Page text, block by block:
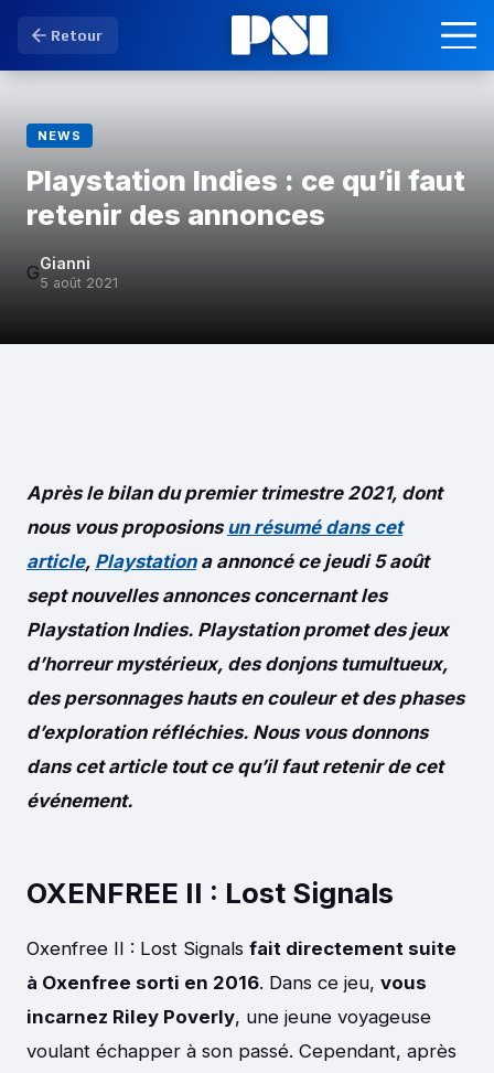
Retour
NEWS
Playstation Indies : ce qu’il faut
retenir des annonces
GGianni
5 août 2021
Après le bilan du premier trimestre 2021, dont
nous vous proposionsun résumé dans cet
article, Playstationa annoncé ce jeudi 5 août
sept nouvelles annonces concernant les
Playstation Indies. Playstation promet des jeux
d’horreur mystérieux, des donjons tumultueux,
des personnages hauts en couleur et des phases
d’exploration réfléchies. Nous vous donnons
dans cet article tout ce qu’il faut retenir de cet
événement.
OXENFREE II : Lost Signals
Oxenfree II : Lost Signals fait directement suite
à Oxenfree sorti en 2016. Dans ce jeu, vous
incarnez Riley Poverly, une jeune voyageuse
voulant échapper à son passé. Cependant, après